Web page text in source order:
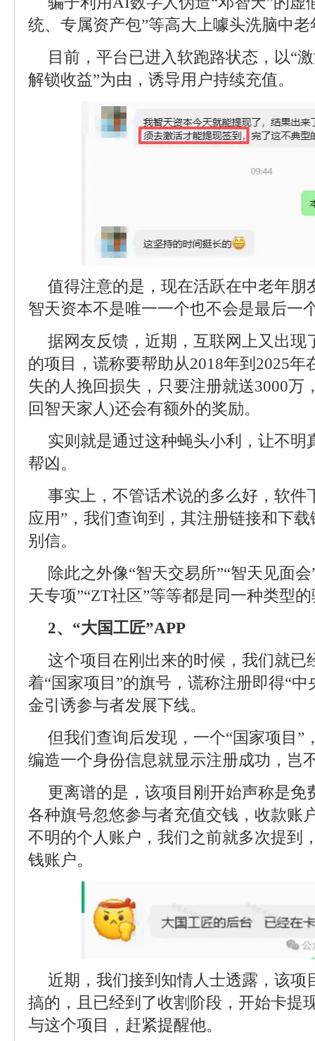
统、专属资产包”等高大上噱头洗脑中老
目前，平台已进入软跑路状态，以“
解锁收益”为由，诱导用户持续充值。
值得注意的是，现在活跃在中老年朋
智天资本不是唯一一个也不会是最后一
据网友反馈，近期，互联网上又出现
的项目，谎称要帮助从2018年到2025
失的人挽回损失，只要注册就送3000万
回智天家人)还会有额外的奖励。
实则就是通过这种蝇头小利，让不明
帮凶。
事实上，不管话术说的多么好，软件
应用”，我们查询到，其注册链接和下
别信。
除此之外像“智天交易所”“智天见面会
天专项”“ZT社区”等等都是同一种类型
2、“大国工匠”APP
这个项目在刚出来的时候，我们就已
着“国家项目”的旗号，谎称注册即得“
金引诱参与者发展下线。
但我们查询后发现，一个“国家项目”
编造一个身份信息就显示注册成功，岂
更离谱的是，该项目刚开始声称是免
各种旗号忽悠参与者充值交钱，收款账
不明的个人账户，我们之前就多次提到
钱账户。
近期，我们接到知情人士透露，该项
搞的，且已经到了收割阶段，开始卡提
与这个项目，赶紧提醒他。